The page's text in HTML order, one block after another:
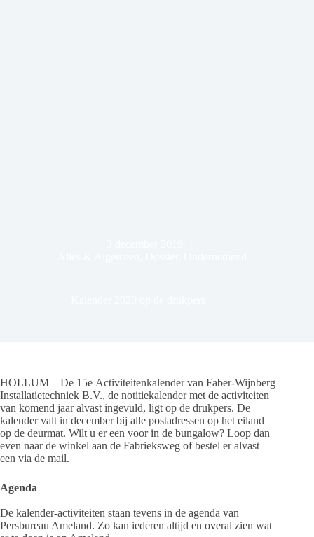
HOLLUM – De 15e Activiteitenkalender van Faber-Wijnberg
Installatietechniek B.V., de notitiekalender met de activiteiten
van komend jaar alvast ingevuld, ligt op de drukpers. De
kalender valt in december bij alle postadressen op het eiland
op de deurmat. Wilt u er een voor in de bungalow? Loop dan
even naar de winkel aan de Fabrieksweg of bestel er alvast
een via de mail.
Agenda
De kalender-activiteiten staan tevens in de agenda van
Persbureau Ameland. Zo kan iederen altijd en overal zien wat